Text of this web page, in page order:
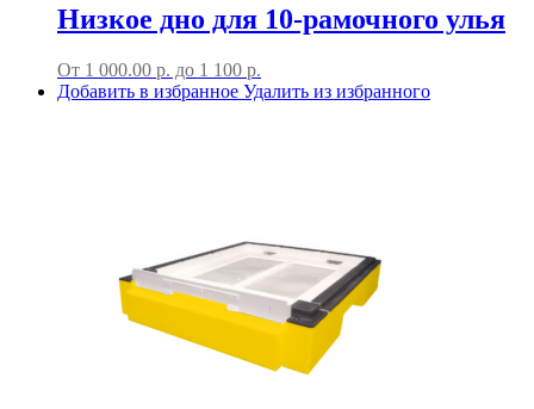
Низкое дно для 10-рамочного улья
От 1 000.00 р. до 1 100 р.
Добавить в избранное Удалить из избранного